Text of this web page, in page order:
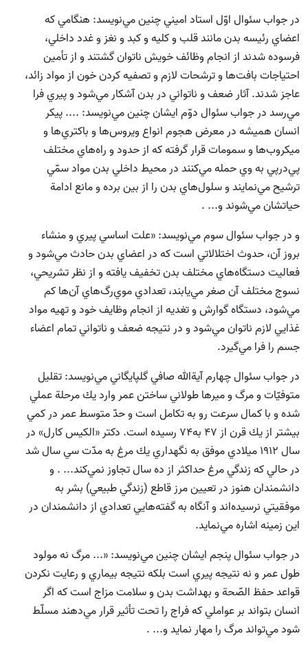
در جواب سئوال اوّل استاد اميني چنين مي‌نويسد: هنگامي كه
اعضاي رئيسه بدن مانند قلب و كليه و كبد و نغز و غدد داخلي،
فرسوده شدند از انجام وظائف خويش ناتوان گشتند و از تأ‌مين
احتياجات بافت‌ها و ترشحات لازم و تصفيه كردن خون از مواد زائد،
عاجز شدند. آثار ضعف و ناتواني در بدن آشكار مي‌شود و پيري فرا
مي‌رسددر جواب سئوال دوّم ايشان چنين مي‌نويسد: .... پيكر
انسان هميشه در معرض هجوم انواع ويروس‌ها و باكتر‌ي‌ها و
ميكروب‌ها و سمومات قرار گرفته كه از حدود و راه‌هاي مختلف
پي‌درپي به وي حمله مي‌كنند در محيط داخلي بدن مواد سمّي
ترشيح مي‌نمايند و سلول‌هاي بدن را از بين برده و مانع ادامة
حياتشان مي‌شوند و... .
و در جواب سئوال سوم مي‌نويسد: «علت اساسي پيري و منشاء‌
بروز آن،‌ حدوث اختلالاتي است كه در اعضاي بدن حادث مي‌شود و
فعاليت‌ دستگاه‌هاي مختلف بدن تخفيف يافته و از نظر تشريحي،
نسوج مختلف آن صغر مي‌يابند، تعدادي موي‌رگ‌هاي آن‌ها كم
مي‌شود، دستگاه‌ گوارش و تغديه از انجام وظايف خود و تهيه مواد
غذايي لازم ناتوان مي‌شود و در نتيجه ضعف و ناتواني تمام اعضاء
جسم را فرا مي‌گيرد.
در جواب سئوال چهارم آية‌الله صافي گلپايگاني مي‌نويسد: تقليل
متوفيّات و مرگ‌ و ميرها طولاني ساختن عمر وارد يك مرحلة عملي
شده و با كمال سرعت رو به تكامل است و حدّ متوسط عمر در كمي
بيشتر از يك قرن از 47 به74 رسيده است. دكتر «الكيس كارل» در
سال 1912 ميلادي موفق به نگهداري يك مرغ به مدّت سي سال شد
در حالي كه زندگي مرغ حداكثر از ده سال تجاوز نمي‌كند... . و
دانشمندان هنوز در تعيين مرز قاطع (زندگي طبيعي) بشر به
موفقيتي نرسيده‌اند و آنگاه به گفته‌هايي تعدادي از دانشمندان در
اين زمينه اشاره مي‌نمايد.
در جواب سئوال پنجم ايشان چنين مي‌نويسد: «... مرگ نه مولود
طول عمر و نه نتيجه پيري است بلكه نتيجه بيماري و رعايت نكردن
قواعد حفظ الصّحة و بهداشت بدن و سلامت مزاج است كه اگر
انسان بتواند بر عواملي كه فراج را تحت تأثير قرار مي‌دهند مسلّط
شود مي‌تواند مرگ را مهار نمايد و... .